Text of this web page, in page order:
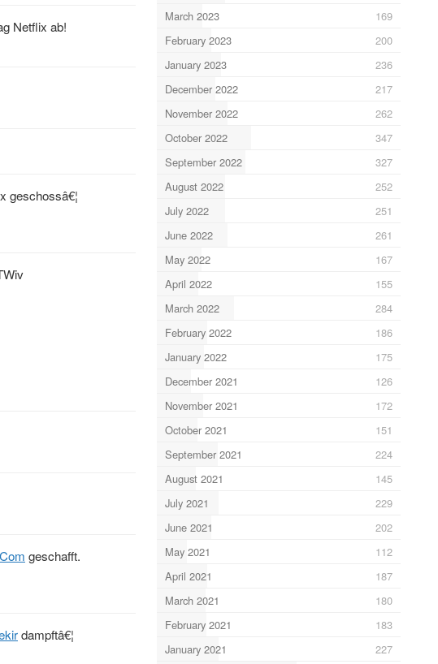
Netflix ab!
geschossâ€¦
geschafft.
dampftâ€¦
March 2023
169
February 2023
200
January 2023
236
December 2022
217
November 2022
262
October 2022
347
September 2022
327
August 2022
252
July 2022
251
June 2022
261
May 2022
167
April 2022
155
March 2022
284
February 2022
186
January 2022
175
December 2021
126
November 2021
172
October 2021
151
September 2021
224
August 2021
145
July 2021
229
June 2021
202
May 2021
112
April 2021
187
March 2021
180
February 2021
183
January 2021
227